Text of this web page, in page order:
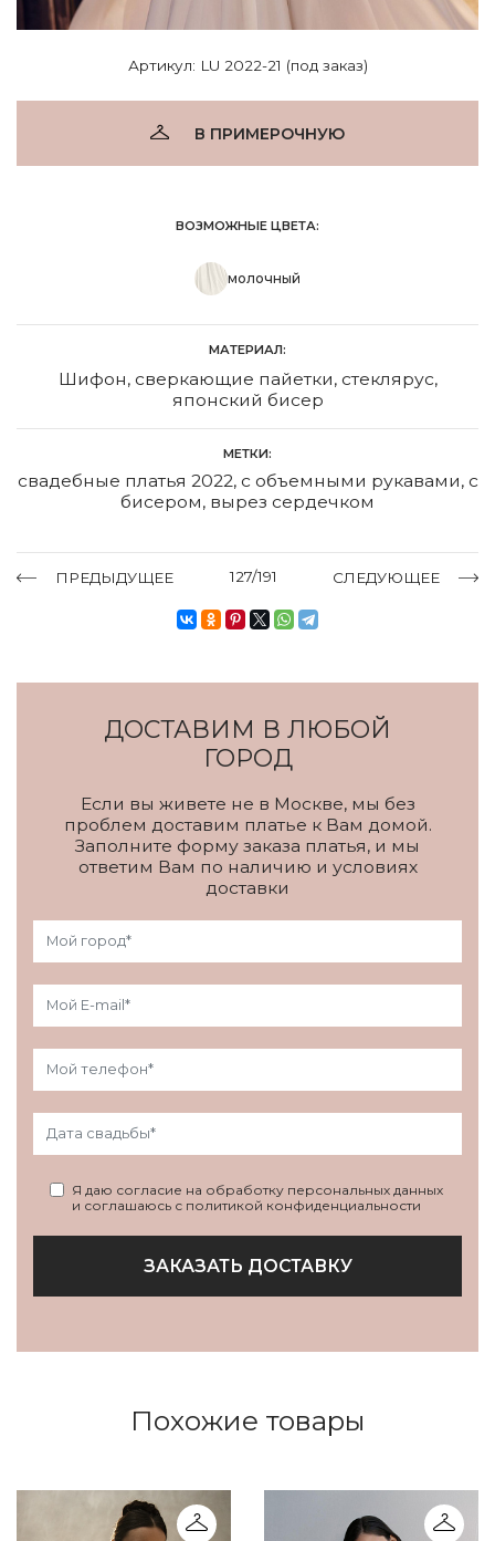
Артикул: LU 2022-21 (под заказ)
В ПРИМЕРОЧНУЮ
ВОЗМОЖНЫЕ ЦВЕТА:
молочный
МАТЕРИАЛ:
Шифон, сверкающие пайетки, стеклярус,
японский бисер
МЕТКИ:
свадебные платья 2022, с объемными рукавами, с
бисером, вырез сердечком
ПРЕДЫДУЩЕЕ 127/191 СЛЕДУЮЩЕЕ
ДОСТАВИМ В ЛЮБОЙ
ГОРОД
Если вы живете не в Москве, мы без
проблем доставим платье к Вам домой.
Заполните форму заказа платья, и мы
ответим Вам по наличию и условиях
доставки
Я даю согласие на обработку персональных данных
и соглашаюсь с политикой конфиденциальности
ЗАКАЗАТЬ ДОСТАВКУ
Похожие товары